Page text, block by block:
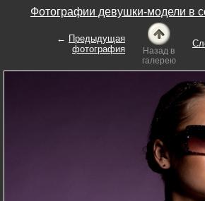
Фотографии девушки-модели в
← Предыдущая
фотография
Назад в
галерею